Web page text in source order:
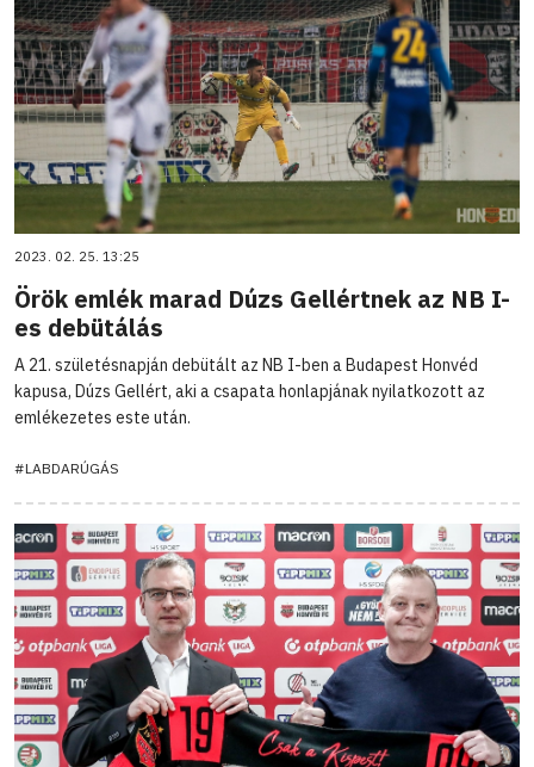
2023. 02. 25. 13:25
Örök emlék marad Dúzs Gellértnek az NB I-
es debütálás
A 21. születésnapján debütált az NB I-ben a Budapest Honvéd
kapusa, Dúzs Gellért, aki a csapata honlapjának nyilatkozott az
emlékezetes este után.
#LABDARÚGÁS